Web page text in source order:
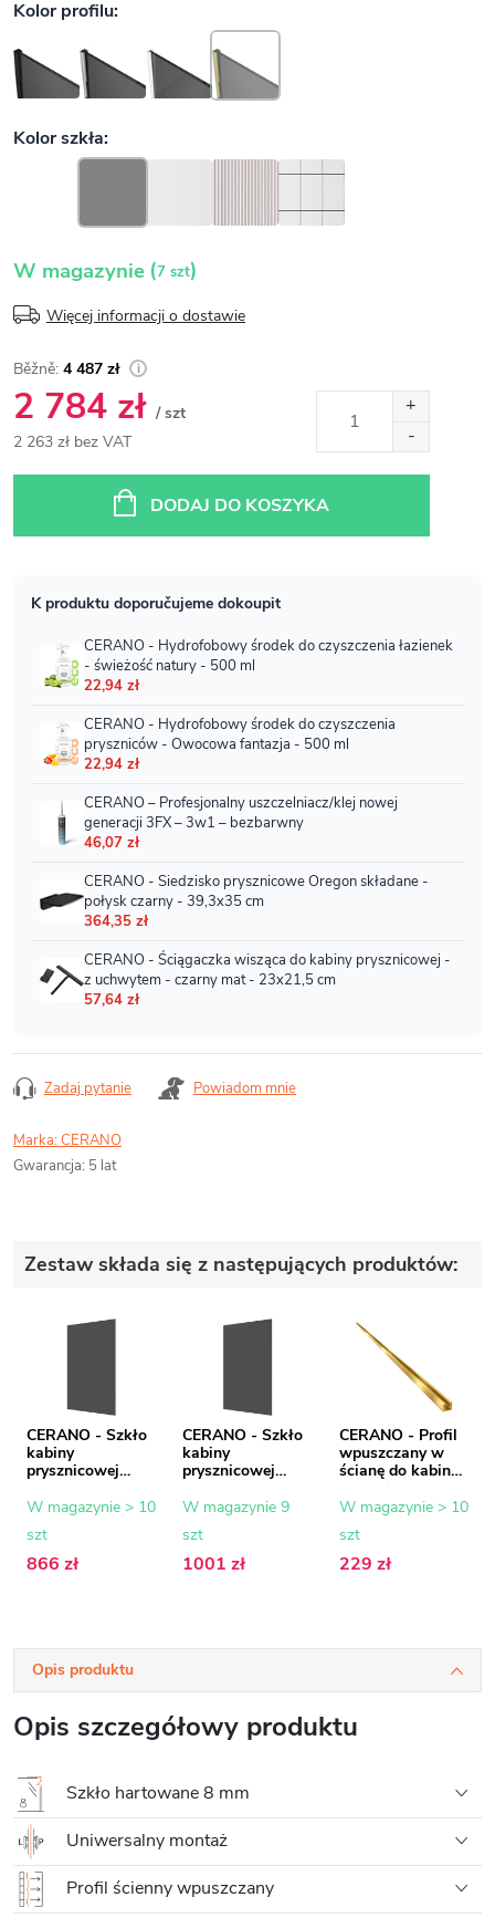
W magazynie (7 szt)
Więcej informacji o dostawie
4 487 zł
2 784 zł / szt
2 263 zł bez VAT
DODAJ DO KOSZYKA
Zadaj pytanie Powiadom mnie
Marka:CERANO
Gwarancja: 5 lat
Zestaw składa się z następujących produktów:
CERANO - Szkło
kabiny
prysznicowej
szkło grafitowe -
W magazynie > 10
szt
866 zł
CERANO - Szkło
kabiny
prysznicowej
szkło grafitowe -
W magazynie 9
szt
1001 zł
CERANO - Profil
wpuszczany w
ścianę do kabin
typu walk-in - 8
cm
W magazynie > 10
szt
229 zł
Opis produktu
Opis szczegółowy produktu
Szkło hartowane 8 mm
Uniwersalny montaż
Profil ścienny wpuszczany